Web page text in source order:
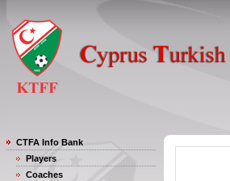
CTFA Info Bank
Players
Coaches